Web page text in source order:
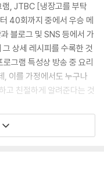
램, JTBC [냉장고를 부탁
40회까지 중에서 우승 메
블로그 및 SNS 등에서 가
상세 레시피를 수록한 것
그램 특성상 방송 중 요리
, 이를 가정에서도 누구나
고 친절하게 알려준다는 것
, 일일이 홈페이지에서 불
피가 너무 간략해 제대로